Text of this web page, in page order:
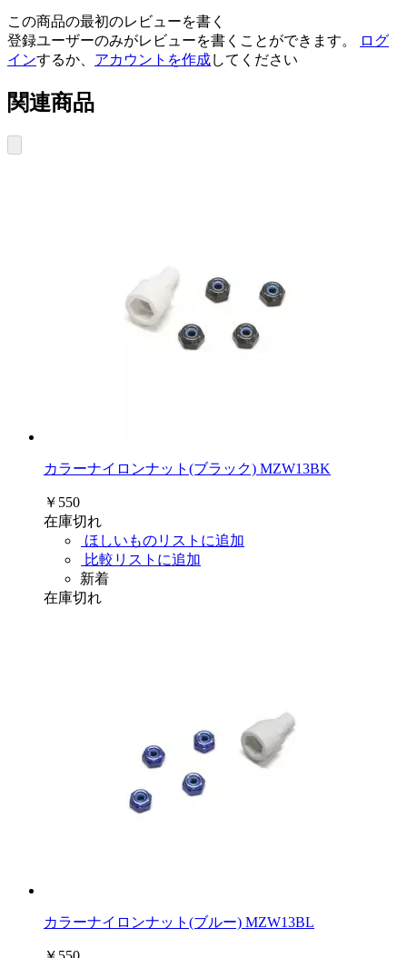
この商品の最初のレビューを書く
登録ユーザーのみがレビューを書くことができます。
ログ
インするか、 アカウントを作成してください
関連商品
カラーナイロンナット(ブラック) MZW13BK
￥550
在庫切れ
ほしいものリストに追加
比較リストに追加
新着
在庫切れ
カラーナイロンナット(ブルー) MZW13BL